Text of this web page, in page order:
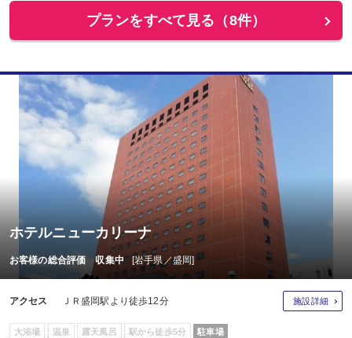
プランをすべて見る（8件）
ホテルニューカリーナ
お客様の総合評価 収集中 [岩手県／盛岡]
アクセス ＪＲ盛岡駅より徒歩12分 施設詳細
大浴場 温泉 露天風呂 駅から徒歩5分 駐車場